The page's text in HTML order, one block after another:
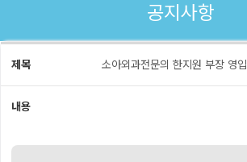
공지사항
제목 소아외과전문의 한지원 부장 영입
내용